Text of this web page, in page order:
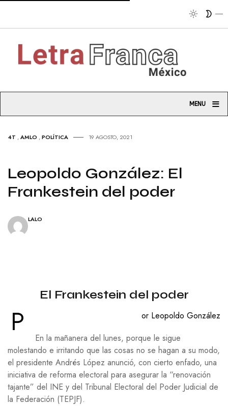
MENU ≡
4T ,AMLO ,POLÍTICA 19 AGOSTO, 2021
Leopoldo González: El
Frankestein del poder
LALO
El Frankestein del poder
P
or Leopoldo González
En la mañanera del lunes, porque le sigue
molestando e irritando que las cosas no se hagan a su modo,
el presidente Andrés López anunció, con cierto enfado, una
iniciativa de reforma electoral para asegurar la “renovación
tajante” del INE y del Tribunal Electoral del Poder Judicial de
la Federación (TEPJF).